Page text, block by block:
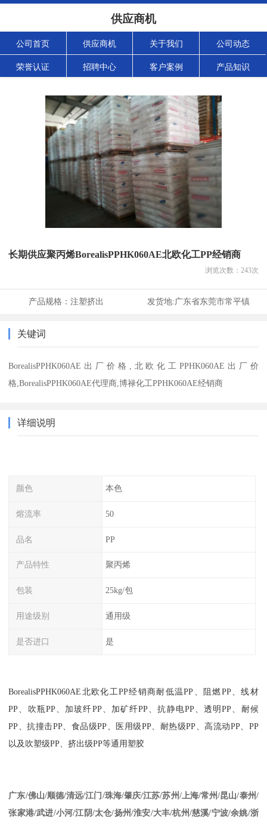
供应商机
公司首页 供应商机 关于我们 公司动态
荣誉认证 招聘中心 客户案例 产品知识
长期供应聚丙烯BorealisPPHK060AE北欧化工PP经销商
浏览次数： 243次
产品规格： 注塑挤出 发货地:广东省东莞市常平镇
关键词
BorealisPPHK060AE出厂价格,北欧化工PPHK060AE出厂价
格,BorealisPPHK060AE代理商,博禄化工PPHK060AE经销商
详细说明
颜色 本色
熔流率 50
品名 PP
产品特性 聚丙烯
包装 25kg/包
用途级别 通用级
是否进口 是
BorealisPPHK060AE北欧化工PP经销商耐低温PP、阻燃PP、线材
PP、吹瓶PP、加玻纤PP、加矿纤PP、抗静电PP、透明PP、耐候
PP、抗撞击PP、食品级PP、医用级PP、耐热级PP、高流动PP、 PP
以及吹塑级PP、挤出级PP等通用塑胶
广东/佛山/顺德/清远/江门 /珠海/肇庆/江苏/苏州/上海/常州/昆山/泰州/
张家港/武进/小河/江阴/太仓/扬州/淮安/大丰/杭州/慈溪/宁波/余姚/浙